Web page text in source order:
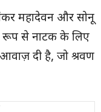
महादेवन और सोनू
रूप से नाटक के लिए
दी है, जो श्रवण